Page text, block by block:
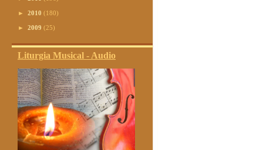
► 2010 (180)
► 2009 (25)
Liturgia Musical - Audio